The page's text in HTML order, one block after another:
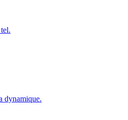
dynamique.